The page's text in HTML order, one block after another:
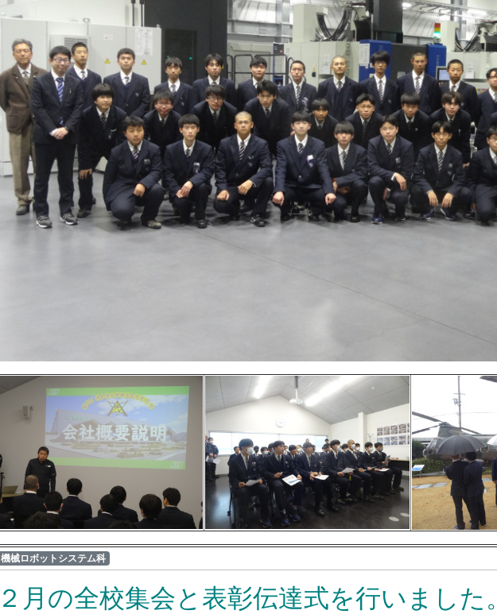
機械ロボットシステム科
２月の全校集会と表彰伝達式を行いました。